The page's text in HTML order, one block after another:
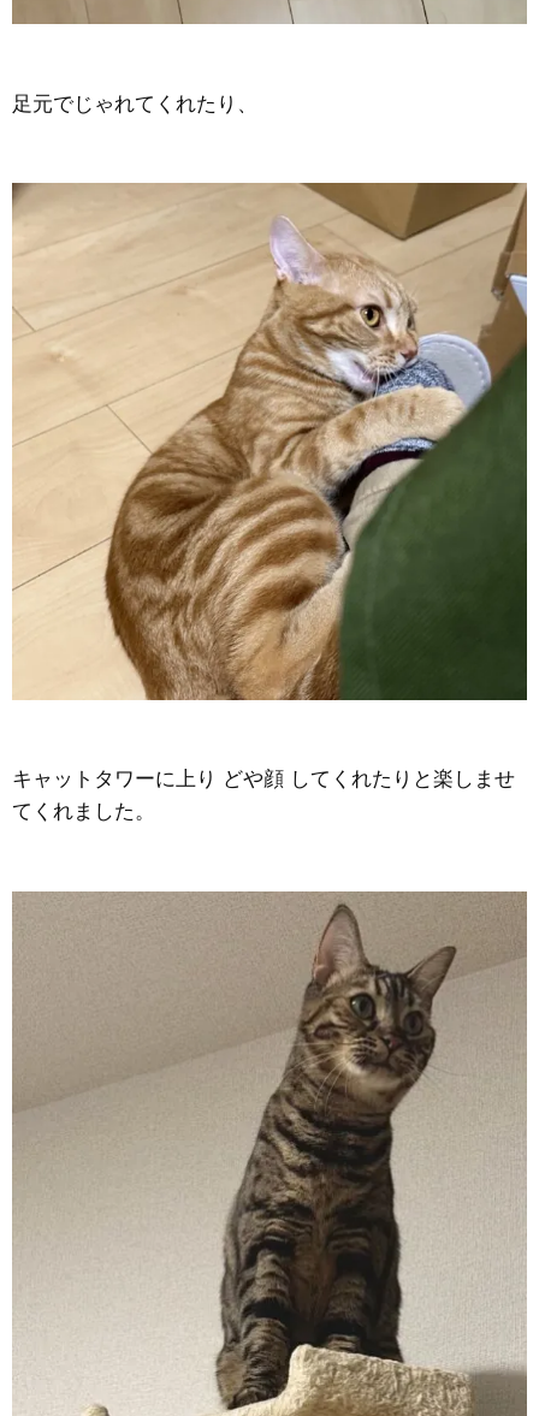
足元でじゃれてくれたり、
キャットタワーに上り どや顔 してくれたりと楽しませ
てくれました。